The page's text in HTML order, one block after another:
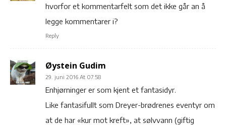
hvorfor et kommentarfelt som det ikke går an å
legge kommentarer i?
Reply
Øystein Gudim
29. juni 2016 At 07:58
Enhjørninger er som kjent et fantasidyr.
Like fantasifullt som Dreyer-brødrenes eventyr om
at de har «kur mot kreft», at sølvvann (giftig